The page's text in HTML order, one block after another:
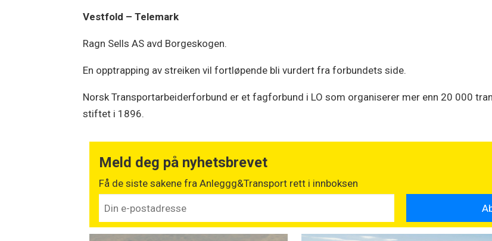
Vestfold – Telemark
Ragn Sells AS avd Borgeskogen.
En opptrapping av streiken vil fortløpende bli vurdert fra forbundets side.
Norsk Transportarbeiderforbund er et fagforbund i LO som organiserer mer enn 20 000
stiftet i 1896.
Meld deg på nyhetsbrevet
Få de siste sakene fra Anleggg&Transport rett i innboksen